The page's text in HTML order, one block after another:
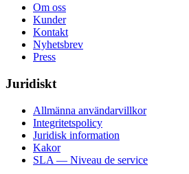
Om oss
Kunder
Kontakt
Nyhetsbrev
Press
Juridiskt
Allmänna användarvillkor
Integritetspolicy
Juridisk information
Kakor
SLA — Niveau de service